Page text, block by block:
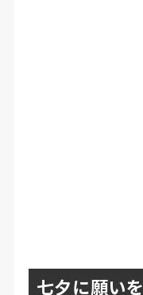
七夕に願い